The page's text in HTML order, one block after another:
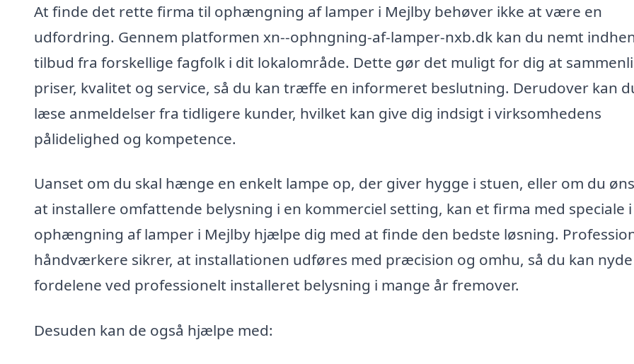
At finde det rette firma til ophængning af lamper i Mejlby behøver ikke at være en
udfordring. Gennem platformen xn--ophngning-af-lamper-nxb.dk kan du nemt
tilbud fra forskellige fagfolk i dit lokalområde. Dette gør det muligt for dig at
priser, kvalitet og service, så du kan træffe en informeret beslutning. Derudover kan
læse anmeldelser fra tidligere kunder, hvilket kan give dig indsigt i virksomhedens
pålidelighed og kompetence.
Uanset om du skal hænge en enkelt lampe op, der giver hygge i stuen, eller om du
at installere omfattende belysning i en kommerciel setting, kan et firma med speciale i
ophængning af lamper i Mejlby hjælpe dig med at finde den bedste løsning.
håndværkere sikrer, at installationen udføres med præcision og omhu, så du kan nyde
fordelene ved professionelt installeret belysning i mange år fremover.
Desuden kan de også hjælpe med: